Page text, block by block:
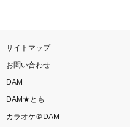
サイトマップ
お問い合わせ
DAM
DAM★とも
カラオケ＠DAM